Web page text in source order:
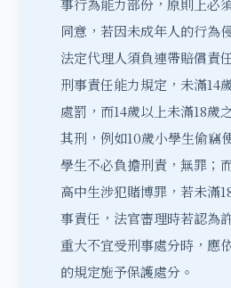
事行為能力部份，原則上必
同意，若因未成年人的行為
法定代理人須負連帶賠償責
刑事責任能力規定，未滿14
處罰，而14歲以上未滿18歲
其刑，例如10歲小學生偷竊
學生不必負擔刑責，無罪；
高中生涉犯賭博罪，若未滿
事責任，法官審理時若認為
重大不宜受刑事處分時，應
的規定施予保護處分。